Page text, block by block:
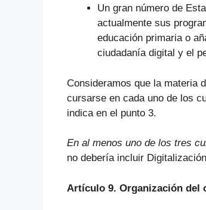
Un gran número de
actualmente sus
educación primaria o
ciudadanía digital y el
Consideramos que la materia
cursarse en cada uno de los
indica en el punto 3.
En al menos uno de los tres
no debería incluir
Artículo 9. Organización del